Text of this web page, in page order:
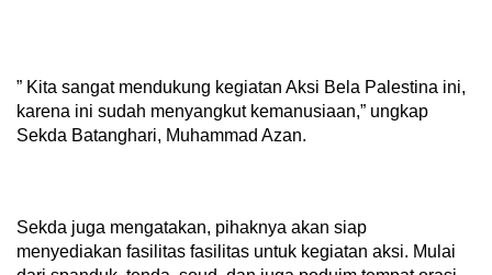
” Kita sangat mendukung kegiatan Aksi Bela Palestina ini,
karena ini sudah menyangkut kemanusiaan,” ungkap
Sekda Batanghari, Muhammad Azan.
Sekda juga mengatakan, pihaknya akan siap
menyediakan fasilitas fasilitas untuk kegiatan aksi. Mulai